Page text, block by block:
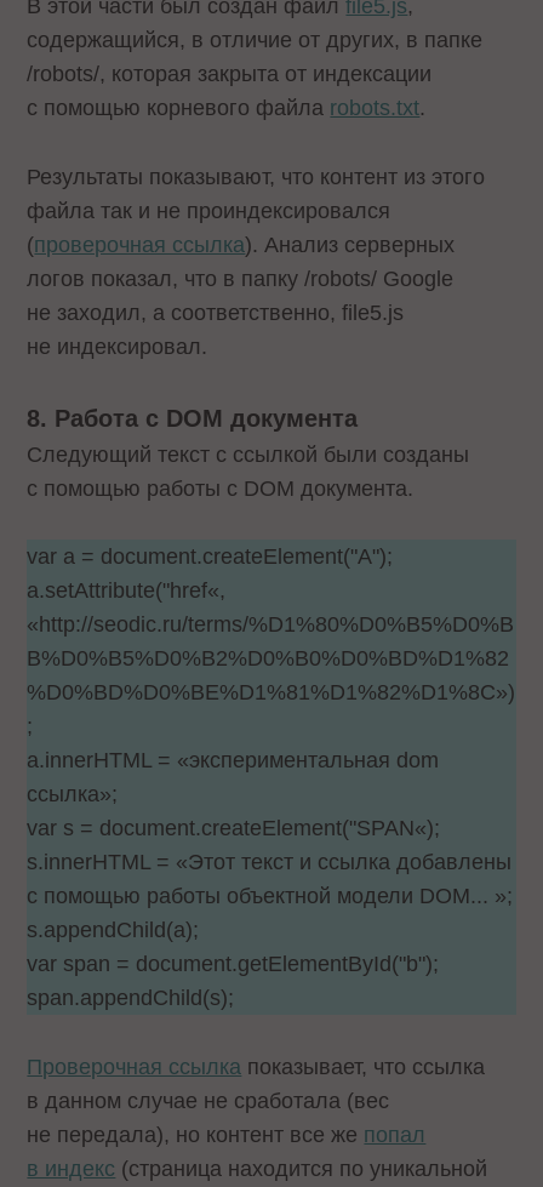
В этой части был создан файлfile5.js,
содержащийся, в отличие от других, в папке
/robots/, которая закрыта от индексации
с помощью корневого файла robots.txt.
Результаты показывают, что контент из этого
файла так и не проиндексировался
(проверочная ссылка). Анализ серверных
логов показал, что в папку /robots/ Google
не заходил, а соответственно, file5.js
не индексировал.
8. Работа с DOM документа
Следующий текст с ссылкой были созданы
с помощью работы с DOM документа.
var a = document.createElement("A");
a.setAttribute("href«,
«http://seodic.ru/terms/%D1%80%D0%B5%D0%B
B%D0%B5%D0%B2%D0%B0%D0%BD%D1%82
%D0%BD%D0%BE%D1%81%D1%82%D1%8C»)
;
a.innerHTML = «экспериментальная dom
ссылка»;
var s = document.createElement("SPAN«);
s.innerHTML = «Этот текст и ссылка добавлены
с помощью работы объектной модели DOM... »;
s.appendChild(a);
var span = document.getElementById("b");
span.appendChild(s);
Проверочная ссылка показывает, что ссылка
в данном случае не сработала (вес
не передала), но контент все же попал
в индекс (страница находится по уникальной